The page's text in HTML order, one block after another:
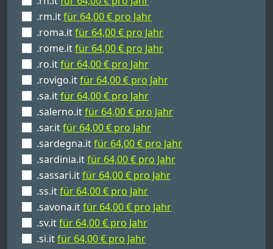
.rm.itfür 64,00 € pro Jahr
.roma.itfür 64,00 € pro Jahr
.rome.itfür 64,00 € pro Jahr
.ro.itfür 64,00 € pro Jahr
.rovigo.itfür 64,00 € pro Jahr
.sa.itfür 64,00 € pro Jahr
.salerno.itfür 64,00 € pro Jahr
.sar.itfür 64,00 € pro Jahr
.sardegna.itfür 64,00 € pro Jahr
.sardinia.itfür 64,00 € pro Jahr
.sassari.itfür 64,00 € pro Jahr
.ss.itfür 64,00 € pro Jahr
.savona.itfür 64,00 € pro Jahr
.sv.itfür 64,00 € pro Jahr
.si.itfür 64,00 € pro Jahr